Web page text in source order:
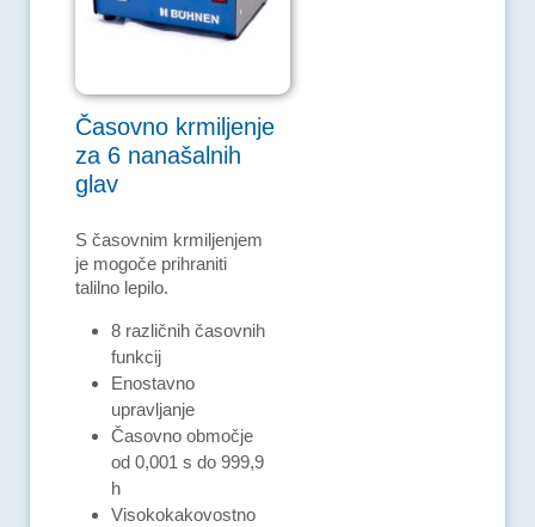
Časovno krmiljenje
za 6 nanašalnih
glav
S časovnim krmiljenjem
je mogoče prihraniti
talilno lepilo.
8 različnih časovnih
funkcij
Enostavno
upravljanje
Časovno območje
od 0,001 s do 999,9
h
Visokokakovostno